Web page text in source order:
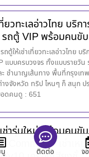
ยวทะเลอ่าวไทย บริก
ถตู้ VIP พร้อมคนขั
ตู้ให้เช่าเที่ยวทะเลอ่าวไทย บริ
บบครบวงจร ทั้งแบบรายวัน
ชำนาญเส้นทาง พื้นที่กรุงเท
จังหวัด ทริป ไหนๆ ก็ สนุก ปร
อดคนดู : 651
ช่ารุ่นใหม่ พร้อมคนขั
Commuter เช่าเหม
ติดต่อ จ